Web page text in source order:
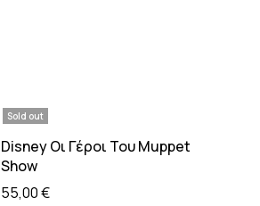
Sold out
Διαβάστε περισσότερα
Disney Οι Γέροι Του Muppet
Show
55,00€